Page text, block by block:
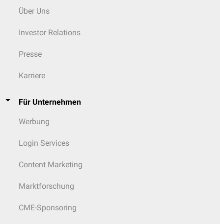
Über Uns
Investor Relations
Presse
Karriere
Für Unternehmen
Werbung
Login Services
Content Marketing
Marktforschung
CME-Sponsoring